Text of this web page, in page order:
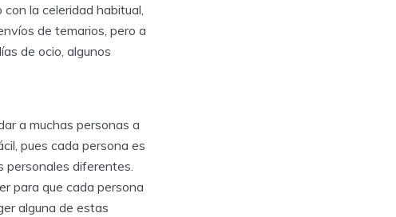
la celeridad habitual,
de temarios, pero a
de ocio, algunos
a muchas personas a
pues cada persona es
personales diferentes.
para que cada persona
alguna de estas